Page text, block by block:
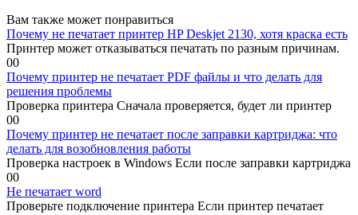
Вам также может понравиться
Почему не печатает принтер HP Deskjet 2130, хотя краска есть
Принтер может отказываться печатать по разным причинам.
00
Почему принтер не печатает PDF файлы и что делать для
решения проблемы
Проверка принтера Сначала проверяется, будет ли принтер
00
Почему принтер не печатает после заправки картриджа: что
делать для возобновления работы
Проверка настроек в Windows Если после заправки картриджа
00
Не печатает word
Проверьте подключение принтера Если принтер печатает